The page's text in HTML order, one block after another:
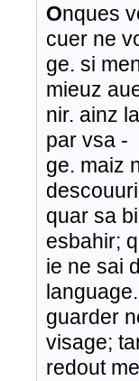
Onques
cuer ne
ge. si
mieuz
nir. ainz
par vsa -
ge. maiz
quar sa
esbahir;
ie ne sai
guarder
visage;
redout